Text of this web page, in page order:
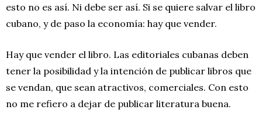
esto no es así. Ni debe ser así. Si se quiere salvar el libro
cubano, y de paso la economía: hay que vender.
Hay que vender el libro. Las editoriales cubanas deben
tener la posibilidad y la intención de publicar libros que
se vendan, que sean atractivos, comerciales. Con esto
no me refiero a dejar de publicar literatura buena.